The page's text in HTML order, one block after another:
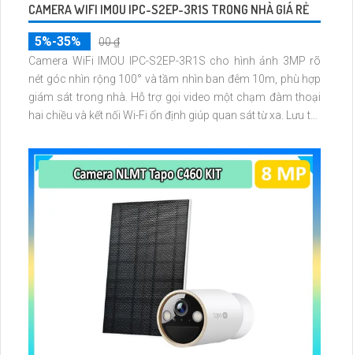
CAMERA WIFI IMOU IPC-S2EP-3R1S TRONG NHÀ GIÁ RẺ
5%-35%
00 ₫
Camera WiFi IMOU IPC-S2EP-3R1S cho hình ảnh 3MP rõ
nét góc nhìn rộng 100° và tầm nhìn ban đêm 10m, phù hợp
giám sát trong nhà. Hỗ trợ gọi video một chạm đàm thoại
hai chiều và kết nối Wi-Fi ổn định giúp quan sát từ xa. Lưu trữ
dễ lắp đặt cho gia đình và văn phòng nhỏ.